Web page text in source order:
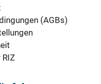
(AGBs)